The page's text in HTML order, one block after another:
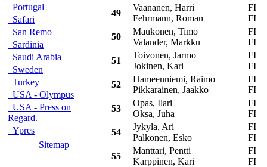
Portugal
Safari
San Remo
Sardinia
Saudi Arabia
Sweden
Turkey
USA - Olympus
USA - Press on
Regard.
Ypres
Sitemap
49
Vaananen, Harri
Fehrmann, Roman
FI
FI
50
Maukonen, Timo
Valander, Markku
FI
FI
51
Toivonen, Jarmo
Jokinen, Kari
FI
FI
52
Hameenniemi, Raimo
Pikkarainen, Jaakko
FI
FI
53
Opas, Ilari
Oksa, Juha
FI
FI
54
Jykyla, Ari
Palkonen, Esko
FI
FI
55
Manttari, Pentti
Karppinen, Kari
FI
FI